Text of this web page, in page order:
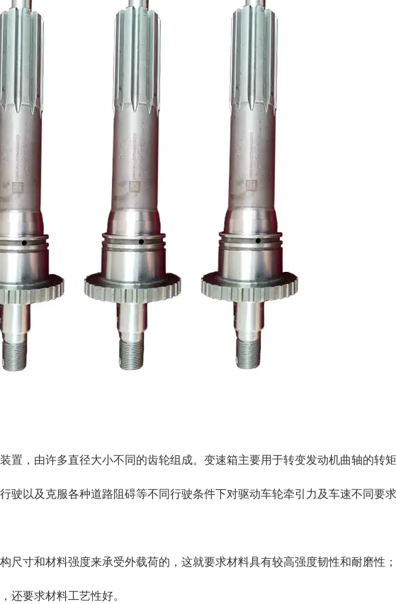
置，由许多直径大小不同的齿轮组成。变速箱主要用于转变发动机曲轴的转
驶以及克服各种道路阻碍等不同行驶条件下对驱动车轮牵引力及车速不同要
尺寸和材料强度来承受外载荷的，这就要求材料具有较高强度韧性和耐磨性
还要求材料工艺性好。